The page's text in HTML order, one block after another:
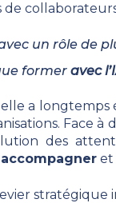
un rôle de
formeravec
a longtemps
Face à
des
accompagner et
stratégique